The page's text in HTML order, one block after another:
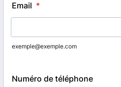
Email *
exemple@exemple.com
Numéro de téléphone